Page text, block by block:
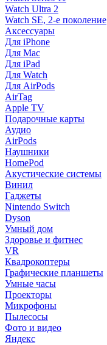
Watch Ultra 2
Watch SE, 2-е поколение
Аксессуары
Для iPhone
Для Mac
Для iPad
Для Watch
Для AirPods
AirTag
Apple TV
Подарочные карты
Аудио
AirPods
Наушники
HomePod
Акустические системы
Винил
Гаджеты
Nintendo Switch
Dyson
Умный дом
Здоровье и фитнес
VR
Квадрокоптеры
Графические планшеты
Умные часы
Проекторы
Микрофоны
Пылесосы
Фото и видео
Яндекс